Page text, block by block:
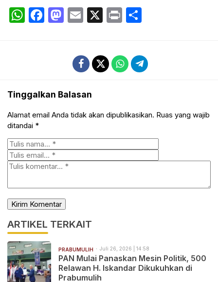
WhatsApp
Facebook
Mastodon
Email
X Print
Tinggalkan Balasan
Alamat email Anda tidak akan dipublikasikan. Ruas yang wajib
ditandai *
ARTIKEL TERKAIT
PRABUMULIH Juli 26, 2026 | 14:58
PAN Mulai Panaskan Mesin Politik, 500
Relawan H. Iskandar Dikukuhkan di
Prabumulih